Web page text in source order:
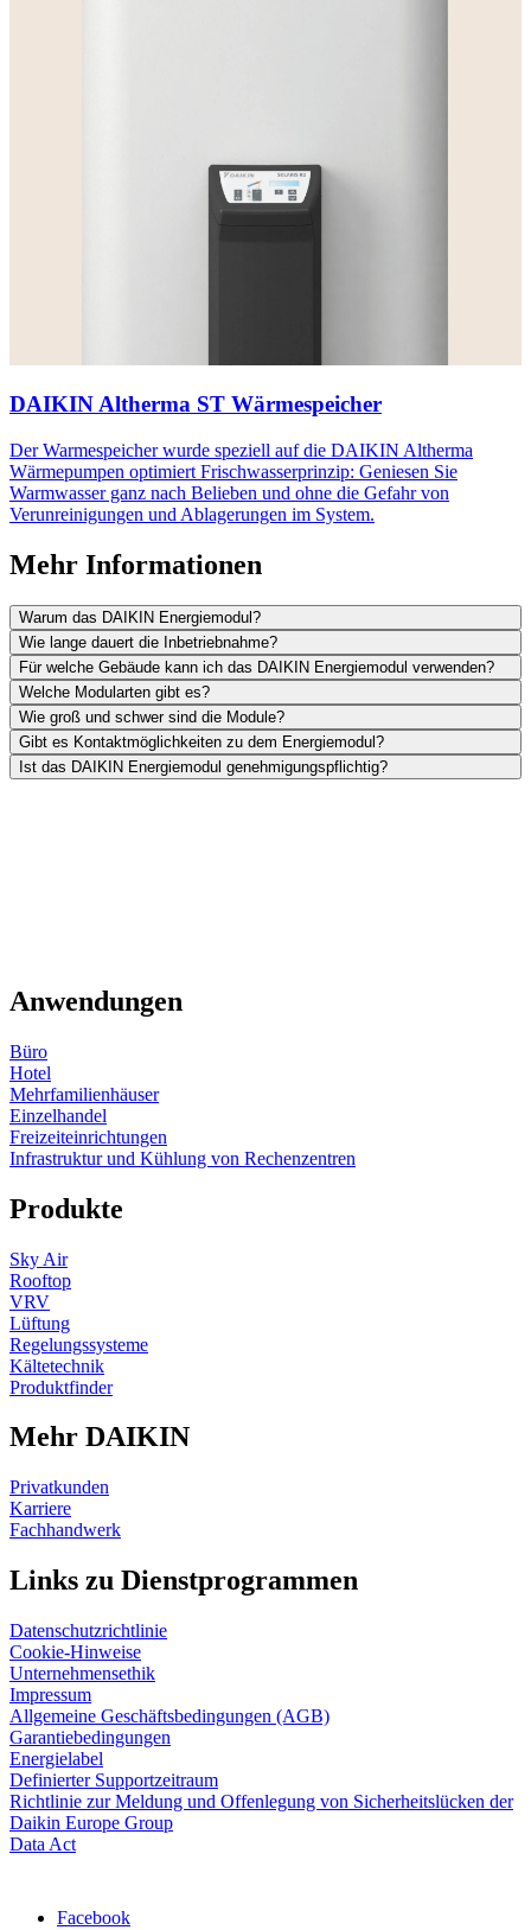
DAIKIN Altherma ST Wärmespeicher
Der Warmespeicher wurde speziell auf die DAIKIN Altherma
Wärmepumpen optimiert Frischwasserprinzip: Geniesen Sie
Warmwasser ganz nach Belieben und ohne die Gefahr von
Verunreinigungen und Ablagerungen im System.
Mehr Informationen
Warum das DAIKIN Energiemodul?
Wie lange dauert die Inbetriebnahme?
Für welche Gebäude kann ich das DAIKIN Energiemodul verwenden?
Welche Modularten gibt es?
Wie groß und schwer sind die Module?
Gibt es Kontaktmöglichkeiten zu dem Energiemodul?
Ist das DAIKIN Energiemodul genehmigungspflichtig?
Anwendungen
Büro
Hotel
Mehrfamilienhäuser
Einzelhandel
Freizeiteinrichtungen
Infrastruktur und Kühlung von Rechenzentren
Produkte
Sky Air
Rooftop
VRV
Lüftung
Regelungssysteme
Kältetechnik
Produktfinder
Mehr DAIKIN
Privatkunden
Karriere
Fachhandwerk
Links zu Dienstprogrammen
Datenschutzrichtlinie
Cookie-Hinweise
Unternehmensethik
Impressum
Allgemeine Geschäftsbedingungen (AGB)
Garantiebedingungen
Energielabel
Definierter Supportzeitraum
Richtlinie zur Meldung und Offenlegung von Sicherheitslücken der
Daikin Europe Group
Data Act
Facebook